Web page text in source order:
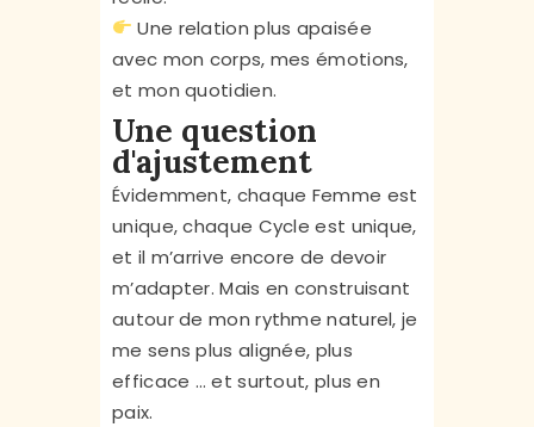
Une relation plus apaisée
avec mon corps, mes émotions,
et mon quotidien.
Une question
d'ajustement
Évidemment, chaque Femme est
unique, chaque Cycle est unique,
et il m’arrive encore de devoir
m’adapter. Mais en construisant
autour de mon rythme naturel, je
me sens plus alignée, plus
efficace … et surtout, plus en
paix.